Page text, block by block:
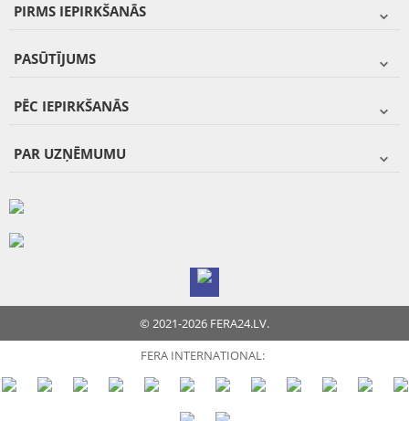
PIRMS IEPIRKŠANĀS
PASŪTĪJUMS
PĒC IEPIRKŠANĀS
PAR UZŅĒMUMU
© 2021-2026 FERA24.LV.
FERA INTERNATIONAL: